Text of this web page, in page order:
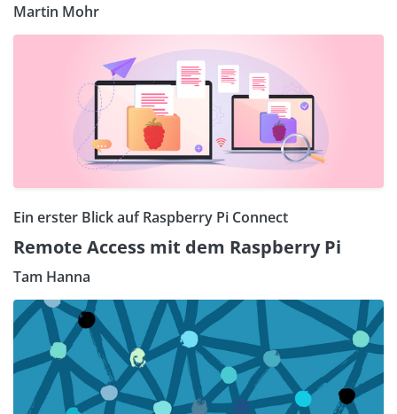
Martin Mohr
Ein erster Blick auf Raspberry Pi Connect
Remote Access mit dem Raspberry Pi
Tam Hanna